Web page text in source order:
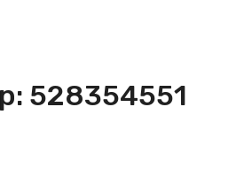
528354551